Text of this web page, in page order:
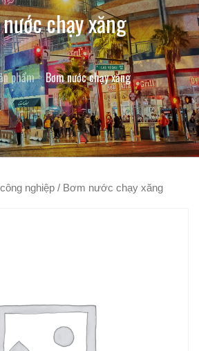
chạy xăng
phẩm Bơm nước chạy xăng
nghiệp / Bơm nước chạy xăng